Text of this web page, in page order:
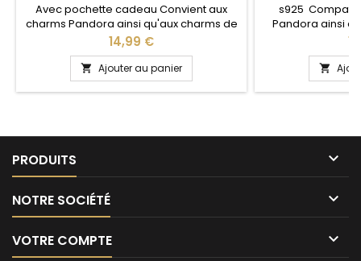
Avec pochette cadeau Convient aux
charms Pandora ainsi qu'aux charms de
notre site idéal pour : Noël, Saint Valentin,
anniversaire, anniversaire de mariage
Plusieurs tailles disponible : 17, 18, 19, 20, 21
cm Pour la dimensions nous conseillons
2cm en plus par rapport à la
Prix
14,99 €
 Ajouter au panier
s925
Pandora ainsi
notre site idéal
anniversaire,
L'ouverture
niveau

PRODUITS 
NOTRE SOCIÉTÉ 
VOTRE COMPTE 